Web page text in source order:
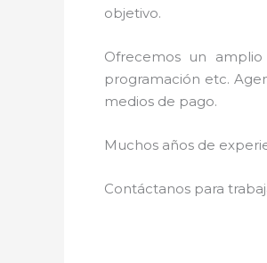
objetivo.
Ofrecemos un
programación etc.
medios de pago.
Muchos años de
Contáctanos para